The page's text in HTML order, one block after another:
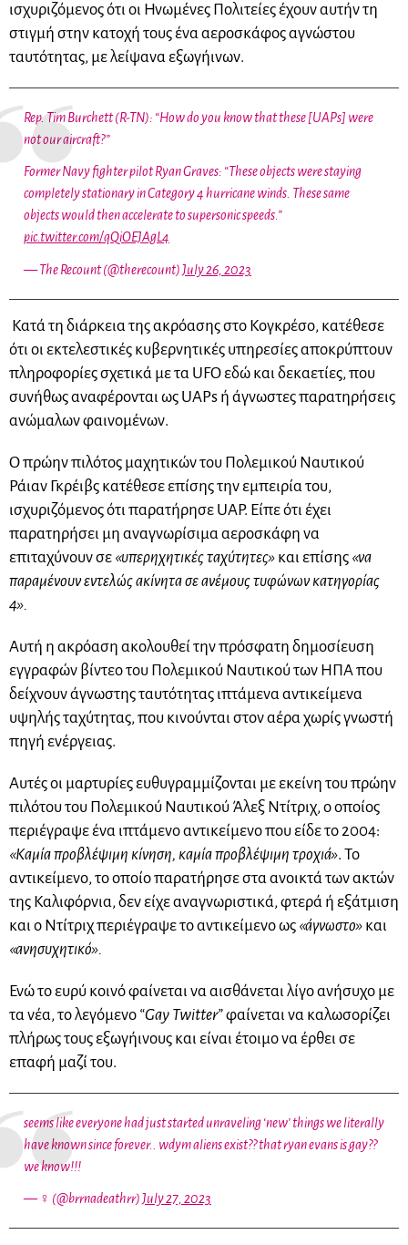
ισχυριζόμενος ότι οι Ηνωμένες Πολιτείες έχουν αυτήν τη
στιγμή στην κατοχή τους ένα αεροσκάφος αγνώστου
ταυτότητας, με λείψανα εξωγήινων.
Rep. Tim Burchett (R-TN): “How do you know that these [UAPs] were
not our aircraft?”
Former Navy fighter pilot Ryan Graves: “These objects were staying
completely stationary in Category 4 hurricane winds. These same
objects would then accelerate to supersonic speeds.”
pic.twitter.com/qQiOEJAgL4
— The Recount (@therecount)July 26, 2023
Κατά τη διάρκεια της ακρόασης στο Κογκρέσο, κατέθεσε
ότι οι εκτελεστικές κυβερνητικές υπηρεσίες αποκρύπτουν
πληροφορίες σχετικά με τα UFO εδώ και δεκαετίες, που
συνήθως αναφέρονται ως UAPs ή άγνωστες παρατηρήσεις
ανώμαλων φαινομένων.
Ο πρώην πιλότος μαχητικών του Πολεμικού Ναυτικού
Ράιαν Γκρέιβς κατέθεσε επίσης την εμπειρία του,
ισχυριζόμενος ότι παρατήρησε UAP. Είπε ότι έχει
παρατηρήσει μη αναγνωρίσιμα αεροσκάφη να
επιταχύνουν σε «υπερηχητικές ταχύτητες» και επίσης «να
παραμένουν εντελώς ακίνητα σε ανέμους τυφώνων κατηγορίας
4».
Αυτή η ακρόαση ακολουθεί την πρόσφατη δημοσίευση
εγγραφών βίντεο του Πολεμικού Ναυτικού των ΗΠΑ που
δείχνουν άγνωστης ταυτότητας ιπτάμενα αντικείμενα
υψηλής ταχύτητας, που κινούνται στον αέρα χωρίς γνωστή
πηγή ενέργειας.
Αυτές οι μαρτυρίες ευθυγραμμίζονται με εκείνη του πρώην
πιλότου του Πολεμικού Ναυτικού Άλεξ Ντίτριχ, ο οποίος
περιέγραψε ένα ιπτάμενο αντικείμενο που είδε το 2004:
«Καμία προβλέψιμη κίνηση, καμία προβλέψιμη τροχιά». Το
αντικείμενο, το οποίο παρατήρησε στα ανοικτά των ακτών
της Καλιφόρνια, δεν είχε αναγνωριστικά, φτερά ή εξάτμιση
και ο Ντίτριχ περιέγραψε το αντικείμενο ως «άγνωστο» και
«ανησυχητικό».
Ενώ το ευρύ κοινό φαίνεται να αισθάνεται λίγο ανήσυχο με
τα νέα, το λεγόμενο “Gay Twitter”φαίνεται να καλωσορίζει
πλήρως τους εξωγήινους και είναι έτοιμο να έρθει σε
επαφή μαζί του.
seems like everyone had just started unraveling ‘new’ things we literally
have known since forever.. wdym aliens exist?? that ryan evans is gay??
we know!!!
— ‍♀️ (@brrnadeathrr)July 27, 2023